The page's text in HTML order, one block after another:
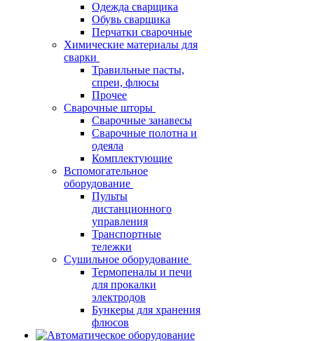
Одежда сварщика
Обувь сварщика
Перчатки сварочные
Химические материалы для
сварки
Травильные пасты,
спреи, флюсы
Прочее
Сварочные шторы
Сварочные занавесы
Сварочные полотна и
одеяла
Комплектующие
Вспомогательное
оборудование
Пульты
дистанционного
управления
Транспортные
тележки
Сушильное оборудование
Термопеналы и печи
для прокалки
электродов
Бункеры для хранения
флюсов